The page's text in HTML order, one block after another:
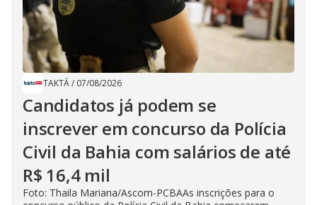
TAKTÁ/ 07/08/2026
Candidatos já podem se
inscrever em concurso da Polícia
Civil da Bahia com salários de até
R$ 16,4 mil
Foto: Thaila Mariana/Ascom-PCBAAs inscrições para o